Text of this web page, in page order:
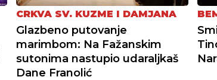
CRKVA SV. KUZME I DAMJANA
Glazbeno putovanje
marimbom: Na Fažanskim
sutonima nastupio udaraljkaš
Dane Franolić